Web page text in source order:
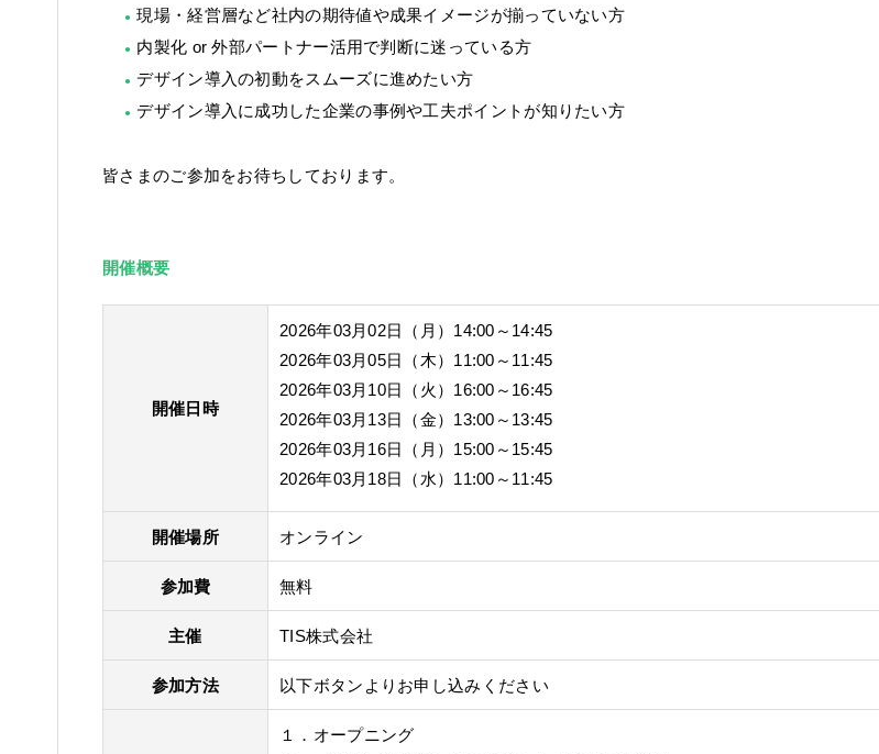
現場・経営層など社内の期待値や成果イメージが揃っていない方
内製化 or 外部パートナー活用で判断に迷っている方
デザイン導入の初動をスムーズに進めたい方
デザイン導入に成功した企業の事例や工夫ポイントが知りたい方
皆さまのご参加をお待ちしております。
開催概要
開催日時
2026年03月02日（月）14:00～14:45
2026年03月05日（木）11:00～11:45
2026年03月10日（火）16:00～16:45
2026年03月13日（金）13:00～13:45
2026年03月16日（月）15:00～15:45
2026年03月18日（水）11:00～11:45
開催場所 オンライン
参加費 無料
主催 TIS株式会社
参加方法 以下ボタンよりお申し込みください
１．オープニング